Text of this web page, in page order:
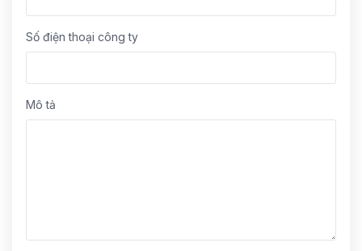
Số điện thoại công ty
Mô tả